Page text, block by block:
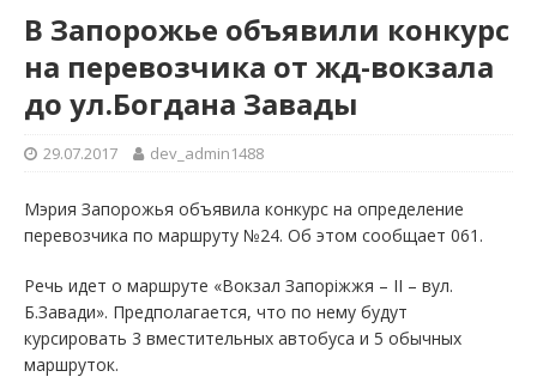
В Запорожье объявили конкурс
на перевозчика от жд-вокзала
до ул.Богдана Завады
29.07.2017 dev_admin1488
Мэрия Запорожья объявила конкурс на определение
перевозчика по маршруту №24. Об этом сообщает 061.
Речь идет о маршруте «Вокзал Запоріжжя – ІІ – вул.
Б.Завади». Предполагается, что по нему будут
курсировать 3 вместительных автобуса и 5 обычных
маршруток.